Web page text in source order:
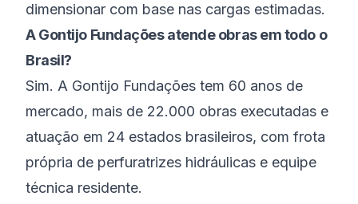
dimensionar com base nas cargas estimadas.
A Gontijo Fundações atende obras em todo o
Brasil?
Sim. A Gontijo Fundações tem 60 anos de
mercado, mais de 22.000 obras executadas e
atuação em 24 estados brasileiros, com frota
própria de perfuratrizes hidráulicas e equipe
técnica residente.